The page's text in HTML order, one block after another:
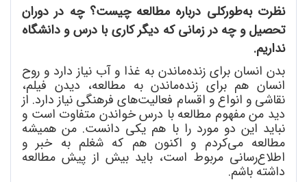
نظرت بهطورکلی درباره مطالعه چیست؟ چه در دوران
تحصیل و چه در زمانی که دیگر کاری با درس و دانشگاه
نداریم.
بدن انسان برای زندهماندن به غذا و آب نیاز دارد و روح
انسان هم برای زندهماندن به مطالعه، دیدن فیلم،
نقاشی و انواع و اقسام فعالیتهای فرهنگی نیاز دارد. از
دید من مفهوم مطالعه با درس خواندن متفاوت است و
نباید این دو مورد را با هم یکی دانست. من همیشه
مطالعه میکردم و اکنون هم که شغلم به خبر و
اطلاعرسانی مربوط است، باید بیش از پیش مطالعه
داشته باشم.